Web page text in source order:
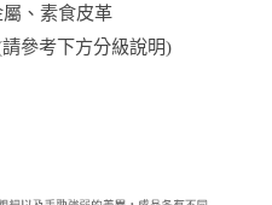
、素食皮革
參考下方分級說明)